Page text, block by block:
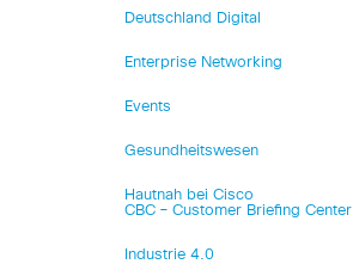
Deutschland Digital
Enterprise Networking
Events
Gesundheitswesen
Hautnah bei Cisco
CBC – Customer Briefing Center
Industrie 4.0